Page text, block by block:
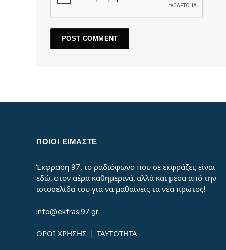
ΠΟΙΟΙ ΕΙΜΑΣΤΕ
Έκφραση 97, το ραδιόφωνο που σε εκφράζει, είναι
εδώ, στον αέρα καθημερινά, αλλά και μέσα από την
ιστοσελίδα του για να μαθαίνεις τα νέα πρώτος!
info@ekfrasi97.gr
ΟΡΟΙ ΧΡΗΣΗΣ ΤΑΥΤΟΤΗΤΑ